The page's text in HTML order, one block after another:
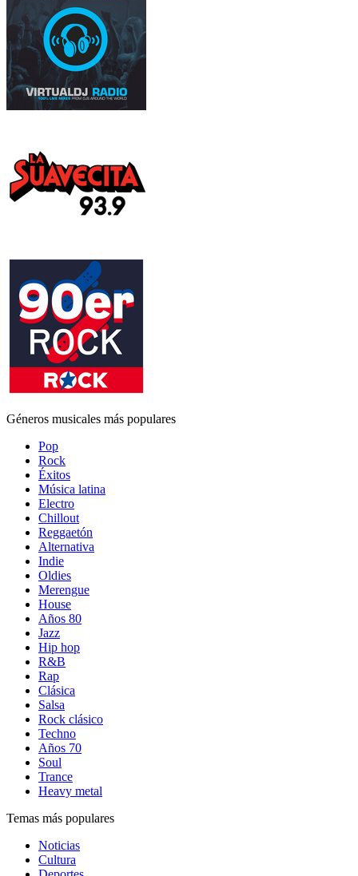
Géneros musicales más populares
Pop
Rock
Éxitos
Música latina
Electro
Chillout
Reggaetón
Alternativa
Indie
Oldies
Merengue
House
Años 80
Jazz
Hip hop
R&B
Rap
Clásica
Salsa
Rock clásico
Techno
Años 70
Soul
Trance
Heavy metal
Temas más populares
Noticias
Cultura